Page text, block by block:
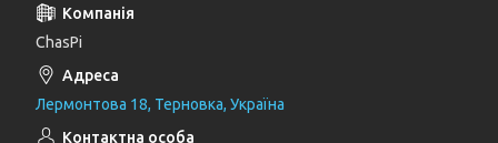
Циркуляційні насоси
Генератори
Шлангові під'єднання та перемикаючі
вентилі
ChasPi
Лермонтова 18, Терновка, Україна